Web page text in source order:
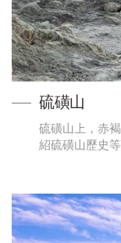
硫磺山
硫磺山上，赤